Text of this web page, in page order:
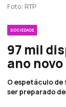
Foto: RTP
SOCIEDADE
97 mil
ano
O espetáculo
ser preparado